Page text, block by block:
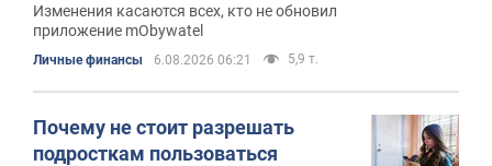
Изменения касаются всех, кто не обновил
приложение mObywatel
Личные финансы 6.08.2026 06:21 5,9 т.
Почему не стоит разрешать
подросткам пользоваться